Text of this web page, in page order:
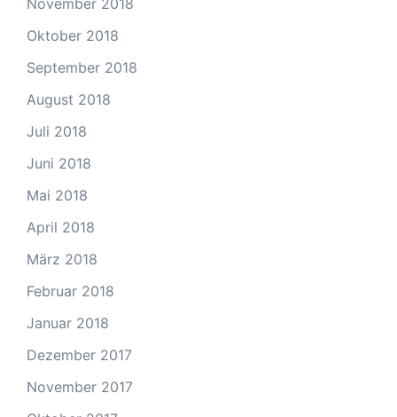
November 2018
Oktober 2018
September 2018
August 2018
Juli 2018
Juni 2018
Mai 2018
April 2018
März 2018
Februar 2018
Januar 2018
Dezember 2017
November 2017